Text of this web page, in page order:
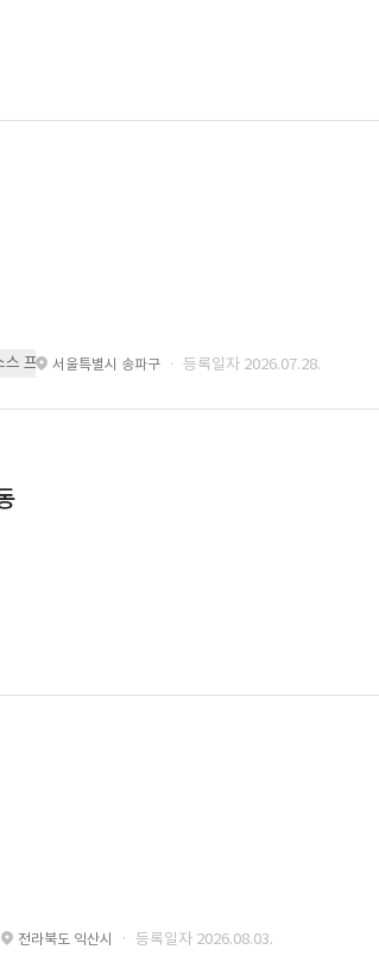
프레임워크를 기반으로 시스템을 구축
서울특별시 송파구 · 등록일자 2026.07.28.
전라북도 익산시 · 등록일자 2026.08.03.